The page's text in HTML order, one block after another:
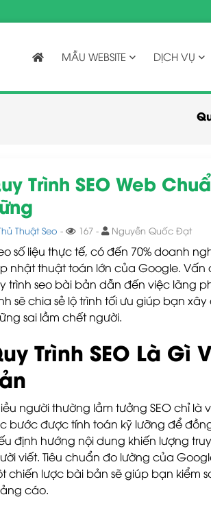
MẪU WEBSITE DỊCH VỤ
Trình SEO Web
Thuật Seo - 167 - Nguyễn Quốc Đạt
số liệu thực tế, có đến 70% doanh
nhật thuật toán lớn của Google. Vấn
trình seo bài bản dẫn đến việc lãng
sẽ chia sẻ lộ trình tối ưu giúp bạn
sai lầm chết người.
Trình SEO Là Gì
người thường lầm tưởng SEO chỉ là
bước được tính toán kỹ lưỡng để
định hướng nội dung khiến lượng
viết. Tiêu chuẩn đo lường của
chiến lược bài bản sẽ giúp bạn kiểm
cáo.